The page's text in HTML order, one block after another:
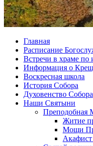
Главная
Расписание
Встречи в храме по
Информация о
Воскресная школа
История Собора
Духовенство Собора
Наши Святыни
Преподобная
Житие
Мощи